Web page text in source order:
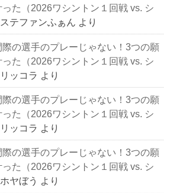
た（2026ワシントン１回戦 vs. シ
ステファンふぁん より
際の選手のプレーじゃない！3つの願
た（2026ワシントン１回戦 vs. シ
リッコラ より
際の選手のプレーじゃない！3つの願
た（2026ワシントン１回戦 vs. シ
リッコラ より
際の選手のプレーじゃない！3つの願
た（2026ワシントン１回戦 vs. シ
ホヤぼう より